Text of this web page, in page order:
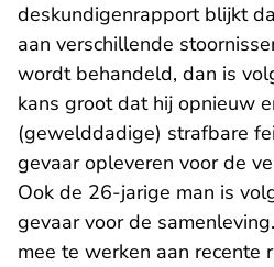
deskundigenrapport blijkt
aan verschillende
wordt behandeld, dan is
kans groot dat hij opnieuw
(gewelddadige) strafbare
gevaar opleveren voor de
Ook de 26-jarige man is
gevaar voor de
mee te werken aan recente